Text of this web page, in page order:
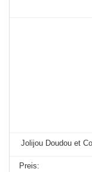
Jolijou Doudou et